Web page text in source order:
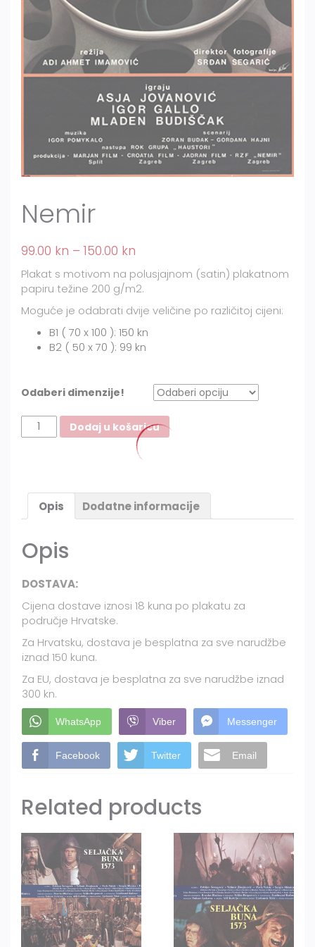
Nemir
99.00 kn – 150.00 kn
Plakat s motivom na polusjajnom (satin) plakatnom
papiru težine 200 g/m2.
Moguće je odabrati dvije veličine po različitoj cijeni:
B1 ( 70 x 100 ): 150 kn
B2 ( 50 x 70 ): 99 kn
Odaberi dimenzije!
Nemir
količina
Dodaj u košaricu
Opis Dodatne informacije
Opis
DOSTAVA:
Cijena dostave iznosi 18 kuna po plakatu za
područje Hrvatske.
Za Hrvatsku, dostava je besplatna za sve narudžbe
iznad 150 kuna.
Za EU, dostava je besplatna za sve narudžbe iznad
300 kn.
WhatsApp Viber Messenger
Facebook Twitter Email
Related products